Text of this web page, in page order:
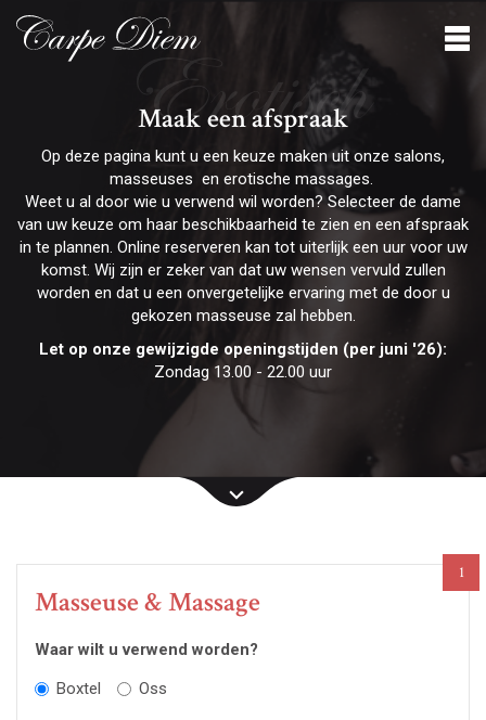
Maak een afspraak
Erotisch
Op deze pagina kunt u een keuze maken uit onze salons,
masseuses en erotische massages.
Weet u al door wie u verwend wil worden? Selecteer de dame
van uw keuze om haar beschikbaarheid te zien en een afspraak
in te plannen. Online reserveren kan tot uiterlijk een uur voor uw
komst. Wij zijn er zeker van dat uw wensen vervuld zullen
worden en dat u een onvergetelijke ervaring met de door u
gekozen masseuse zal hebben.
Let op onze gewijzigde openingstijden (per juni '26):
Zondag 13.00 - 22.00 uur
1
Masseuse & Massage
Waar wilt u verwend worden?
Boxtel
Oss